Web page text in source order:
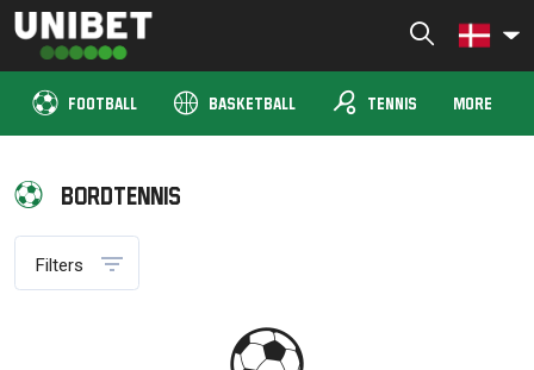
Skip
content
Unibet TV Denmark
Live stream og se sport live hos Unibet TV
FOOTBALL BASKETBALL sports_tennis TENNIS MORE
Bordtennis
Filters